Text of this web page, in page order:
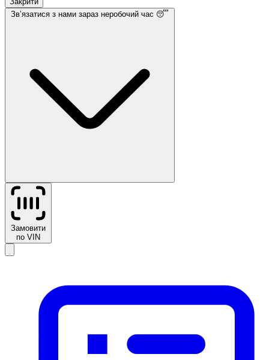
Звʼязатися з нами зараз неробочий час 😴
Замовити
по VIN